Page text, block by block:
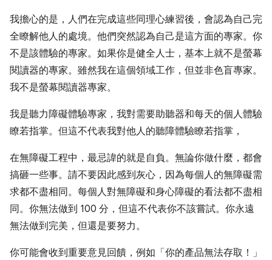
我擔心的是，人們在完成這些同理心練習後，會認為自己完
全瞭解他人的處境。他們突然認為自己是這方面的專家。你
不是該體驗的專家。如果你是健全人士，基本上就不是螢幕
閱讀器的專家。雖然我在這個領域工作，但並非色盲專家。
我不是螢幕閱讀器專家。
我是聽力障礙體驗專家，我對需要助聽器和每天的個人體驗
瞭若指掌。但這不代表我對他人的聽障體驗瞭若指掌，
在無障礙工程中，最忌諱的就是自負。無論你做什麼，都會
搞砸一些事。請不要因此感到灰心，因為每個人的無障礙需
求都不盡相同。每個人對無障礙和身心障礙的看法都不盡相
同。你無法做到 100 分，但這不代表你不該嘗試。你永遠
無法做到完美，但還是要努力。
你可能會收到重要意見回饋，例如「你的產品無法存取！」